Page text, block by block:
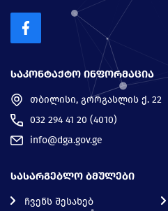
ᲡᲐᲙᲝᲜᲢᲐᲥᲢᲝ ᲘᲜᲤᲝᲠᲛᲐᲪᲘᲐ
თბილისი, გორგასლის ქ. 22
032 294 41 20 (4010)
info@dga.gov.ge
ᲡᲐᲡᲐᲠᲒᲔᲑᲚᲝ ᲑᲛᲣᲚᲔᲑᲘ
ჩვენს შესახებ